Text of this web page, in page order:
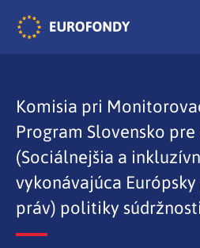
Komisia pri
Program Slovensko
(Sociálnejšia a
vykonávajúca
práv) politiky